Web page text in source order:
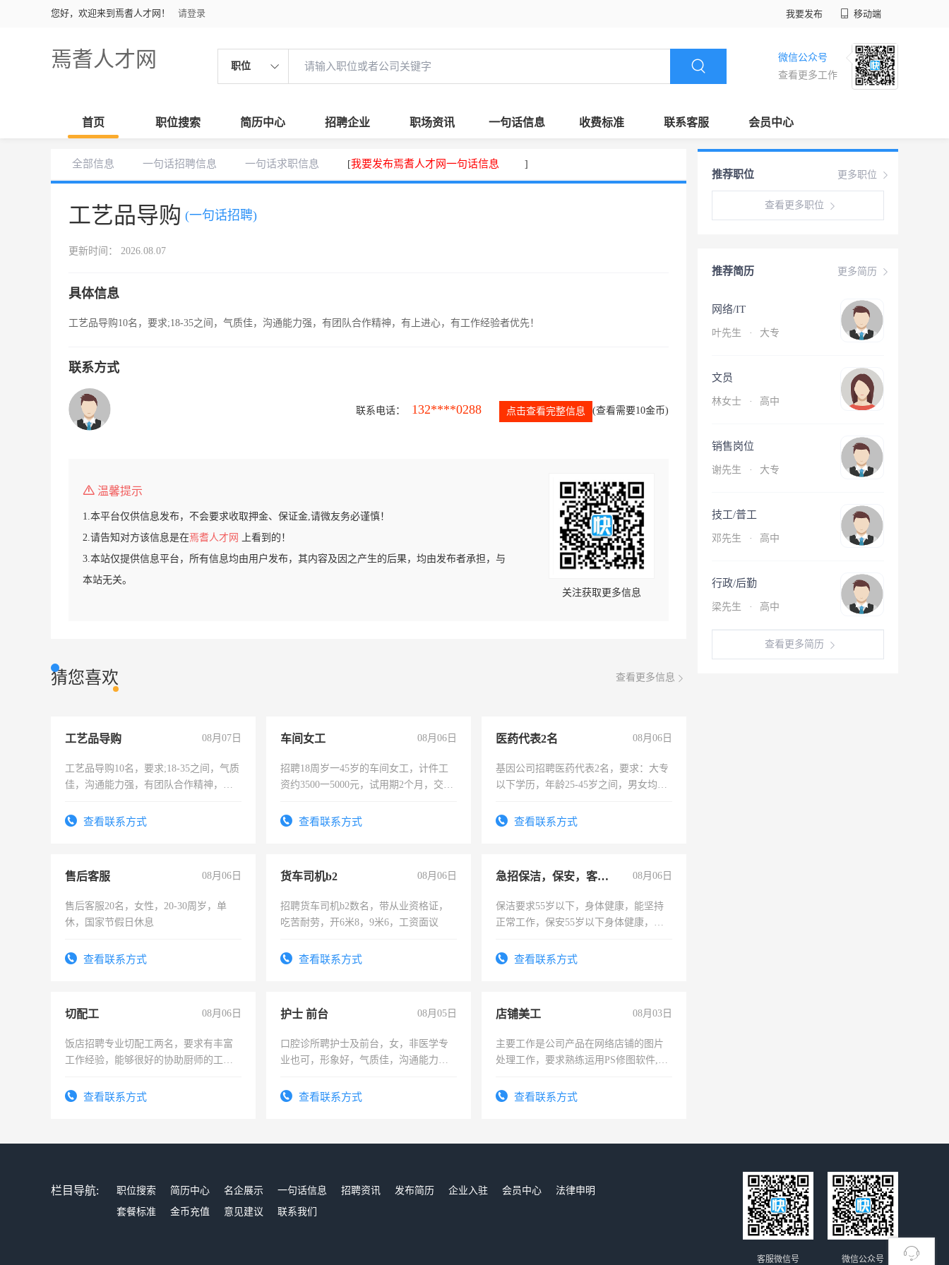
您好，欢迎来到焉耆人才网！ 请登录 我要发布 移动端
焉耆人才网 职位
微信公众号
查看更多工作
首页 职位搜索 简历中心 招聘企业 职场资讯 一句话信息 收费标准 联系客服 会员中心
全部信息 一句话招聘信息 一句话求职信息 [我要发布焉耆人才网一句话信息 ]
工艺品导购 (一句话招聘)
更新时间： 2026.08.07
具体信息
工艺品导购10名，要求;18-35之间，气质佳，沟通能力强，有团队合作精神，有上进心，有工作经验者优先！
联系方式
联系电话： 132****0288 点击查看完整信息 (查看需要10金币)
温馨提示
1.本平台仅供信息发布，不会要求收取押金、保证金,请微友务必谨慎！
2.请告知对方该信息是在焉耆人才网
上看到的！
3.本站仅提供信息平台，所有信息均由用户发布，其内容及因之产生的后果，均由发布者承担，与
本站无关。
关注获取更多信息
猜您喜欢 查看更多信息
工艺品导购 08月07日
工艺品导购10名，要求;18-35之间，气质
佳，沟通能力强，有团队合作精神，有
查看联系方式
车间女工 08月06日
招聘18周岁一45岁的车间女工，计件工
资约3500一5000元，试用期2个月，交五
查看联系方式
医药代表2名 08月06日
基因公司招聘医药代表2名，要求：大专
以下学历，年龄25-45岁之间，男女均
表或者有医学资质的优先，底薪+绩效，
查看联系方式
售后客服 08月06日
售后客服20名，女性，20-30周岁，单
休，国家节假日休息
查看联系方式
货车司机b2 08月06日
招聘货车司机b2数名，带从业资格证，
吃苦耐劳，开6米8，9米6，工资面议
查看联系方式
急招保洁，保安，客服，工程 08月06日
保洁要求55岁以下，身体健康，能坚持
正常工作，保安55岁以下身体健康，有
录，客服要求45岁以下高中以上文化，
查看联系方式
切配工 08月06日
饭店招聘专业切配工两名，要求有丰富
工作经验，能够很好的协助厨师的工
4500。查看联系方式
护士 前台 08月05日
口腔诊所聘护士及前台，女，非医学专
业也可，形象好，气质佳，沟通能力
查看联系方式
店铺美工 08月03日
主要工作是公司产品在网络店铺的图片
处理工作，要求熟练运用PS修图软件,工
查看联系方式
更多职位
推荐职位
查看更多职位
更多简历
推荐简历
网络/IT
叶先生 · 大专
文员
林女士 · 高中
销售岗位
谢先生 · 大专
技工/普工
邓先生 · 高中
行政/后勤
梁先生 · 高中
查看更多简历
栏目导航: 职位搜索 简历中心 名企展示 一句话信息 招聘资讯 发布简历 企业入驻 会员中心
法律申明
套餐标准
金币充值 意见建议 联系我们
微信公众号
客服微信号